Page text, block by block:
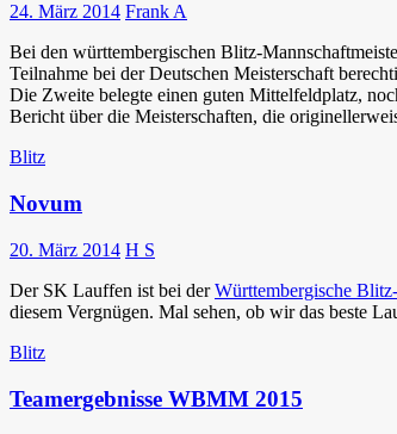
24. März 2014 Frank A
Bei den württembergischen Blitz-
Teilnahme bei der Deutschen Meisterschaft
Die Zweite belegte einen guten Mittelfeldplatz,
Bericht über die Meisterschaften, die
Blitz
Novum
20. März 2014 H S
Der SK Lauffen ist bei derWürttembergische
diesem Vergnügen. Mal sehen, ob wir das beste
Blitz
Teamergebnisse WBMM 2015